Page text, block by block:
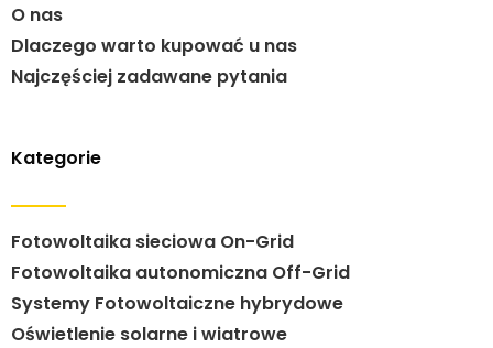
O nas
Dlaczego warto kupować u nas
Najczęściej zadawane pytania
Kategorie
Fotowoltaika sieciowa On-Grid
Fotowoltaika autonomiczna Off-Grid
Systemy Fotowoltaiczne hybrydowe
Oświetlenie solarne i wiatrowe